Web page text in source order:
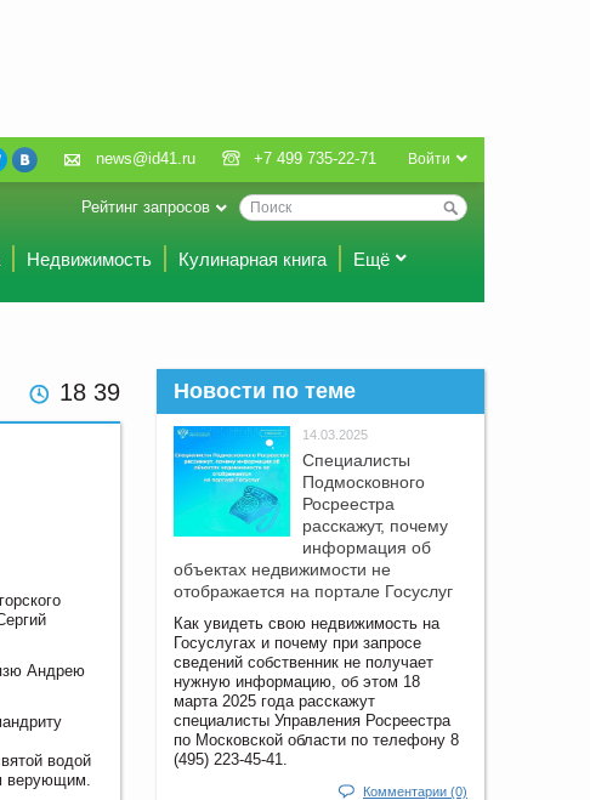
Войти
news@id41.ru +7 499 735-22-71
Рейтинг запросов
Недвижимость Кулинарная книга Ещё
18 39
Андрею
водой
верующим.
Новости по теме
14.03.2025
Специалисты
Подмосковного
Росреестра
расскажут, почему
информация об
объектах недвижимости не
отображается на портале Госуслуг
Как увидеть свою недвижимость на
Госуслугах и почему при запросе
сведений собственник не получает
нужную информацию, об этом 18
марта 2025 года расскажут
специалисты Управления Росреестра
по Московской области по телефону 8
(495) 223-45-41.
Комментарии (0)